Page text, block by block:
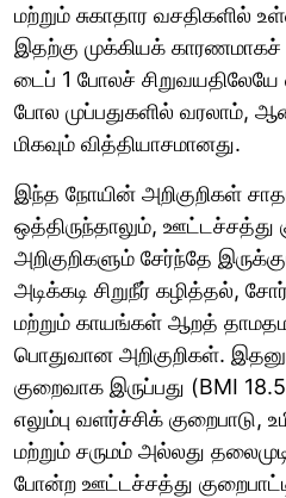
மற்றும் சுகாதார வசதிகளில்
இதற்கு முக்கியக் காரணமாகச்
டைப் 1 போலச்
போல முப்பதுகளில் வரலாம்,
மிகவும் வித்தியாசமானது.
இந்த நோயின் அறிகுறிகள்
ஒத்திருந்தாலும், ஊட்டச்சத்து
அறிகுறிகளும் சேர்ந்தே
அடிக்கடி சிறுநீர் கழித்தல்,
மற்றும் காயங்கள் ஆறத்
பொதுவான அறிகுறிகள்.
குறைவாக இருப்பது (BMI
எலும்பு வளர்ச்சிக் குறைபாடு,
மற்றும் சருமம் அல்லது
போன்ற ஊட்டச்சத்து